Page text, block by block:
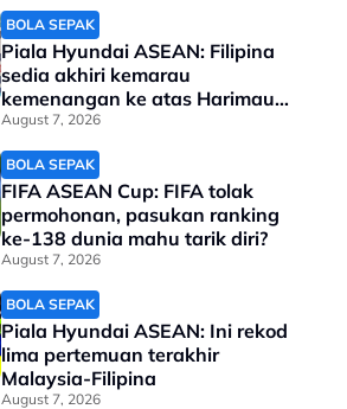
BOLA SEPAK
Piala Hyundai ASEAN: Filipina
sedia akhiri kemarau
kemenangan ke atas Harimau
Malaya
August 7, 2026
BOLA SEPAK
FIFA ASEAN Cup: FIFA tolak
permohonan, pasukan ranking
ke-138 dunia mahu tarik diri?
August 7, 2026
BOLA SEPAK
Piala Hyundai ASEAN: Ini rekod
lima pertemuan terakhir
Malaysia-Filipina
August 7, 2026